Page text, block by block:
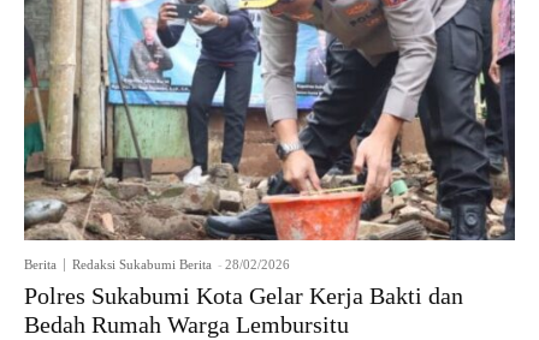
Berita Redaksi Sukabumi Berita - 28/02/2026
Polres Sukabumi Kota Gelar Kerja Bakti dan
Bedah Rumah Warga Lembursitu